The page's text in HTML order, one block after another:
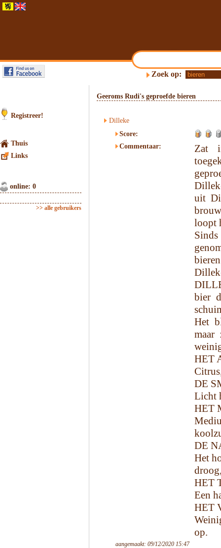
Zoek op:
Registreer!
Thuis
Links
online: 0
>> alle gebruikers
Geeroms Rudi's geproefde bieren
Dilleke
Score:
Commentaar:
Zat
uit
loopt
bier
Het
HET
DE
Licht
HET
DE
Het
HET
Een
HET
op.
aangemaakt: 09/12/2020 15:47